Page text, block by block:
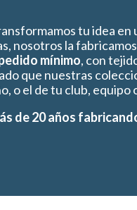
tu idea en
nosotros la
mínimo, con
que nuestras
o el de tu club, equipo
de 20 años